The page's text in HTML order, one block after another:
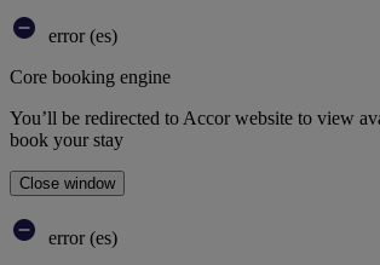
error (es)
Core booking engine
You’ll be redirected to Accor website to view
book your stay
Close window
error (es)